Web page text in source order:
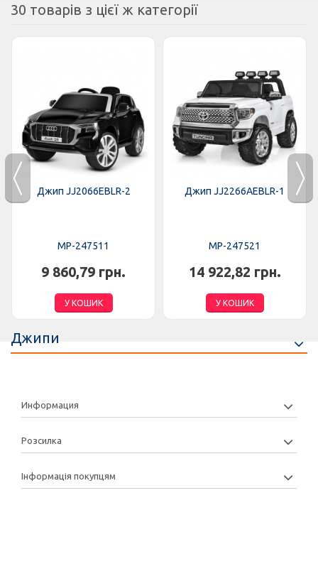
30 товарів з цієї ж категорії
Джип JJ2066EBLR-2
MP-247511
9 860,79 грн.
У КОШИК
Джип JJ2266AEBLR-1
MP-247521
14 922,82 грн.
У КОШИК
Джипи
Информация
Розсилка
Інформація покупцям